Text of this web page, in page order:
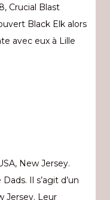
Crucial Blast
Black Elk alors
avec eux à Lille
New Jersey.
Il s’agit d’un
Jersey. Leur